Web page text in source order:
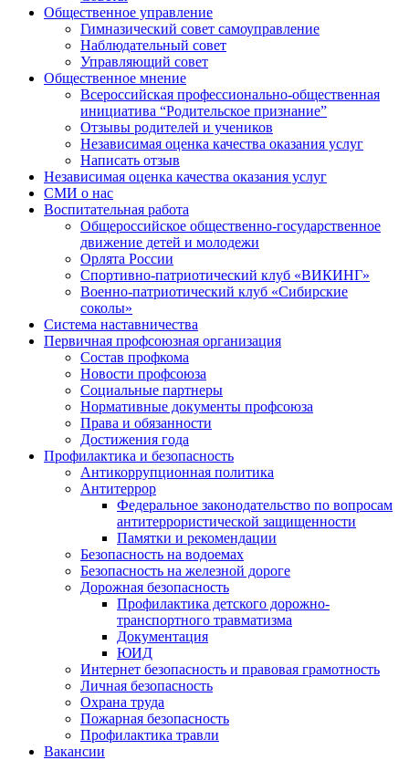
Общественное управление
Гимназический совет самоуправление
Наблюдательный совет
Управляющий совет
Общественное мнение
Всероссийская профессионально-общественная
инициатива “Родительское признание”
Отзывы родителей и учеников
Независимая оценка качества оказания услуг
Написать отзыв
Независимая оценка качества оказания услуг
СМИ о нас
Воспитательная работа
Общероссийское общественно-государственное
движение детей и молодежи
Орлята России
Спортивно-патриотический клуб «ВИКИНГ»
Военно-патриотический клуб «Сибирские
соколы»
Система наставничества
Первичная профсоюзная организация
Состав профкома
Новости профсоюза
Социальные партнеры
Нормативные документы профсоюза
Права и обязанности
Достижения года
Профилактика и безопасность
Антикоррупционная политика
Антитеррор
Федеральное законодательство по вопросам
антитеррористической защищенности
Памятки и рекомендации
Безопасность на водоемах
Безопасность на железной дороге
Дорожная безопасность
Профилактика детского дорожно-
транспортного травматизма
Документация
ЮИД
Интернет безопасность и правовая грамотность
Личная безопасность
Охрана труда
Пожарная безопасность
Профилактика травли
Вакансии